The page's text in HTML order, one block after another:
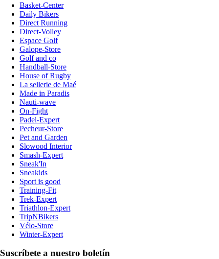
Basket-Center
Daily Bikers
Direct Running
Direct-Volley
Espace Golf
Galope-Store
Golf and co
Handball-Store
House of Rugby
La sellerie de Maé
Made in Paradis
Nauti-wave
On-Fight
Padel-Expert
Pecheur-Store
Pet and Garden
Slowood Interior
Smash-Expert
Sneak'In
Sneakids
Sport is good
Training-Fit
Trek-Expert
Triathlon-Expert
TripNBikers
Vélo-Store
Winter-Expert
Suscríbete a nuestro boletín